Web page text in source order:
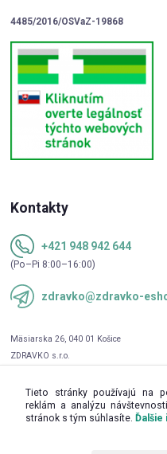
4485/2016/OSVaZ-19868
Kontakty
+421 948 942 644
(Po–Pi 8:00–16:00)
zdravko@zdravko-
Tieto stránky používajú na
reklám a analýzu
stránok s tým súhlasíte.